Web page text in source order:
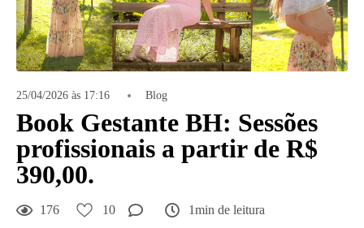
25/04/2026 às 17:16 Blog
Book Gestante BH: Sessões
profissionais a partir de R$
390,00.
176 10 1min de leitura